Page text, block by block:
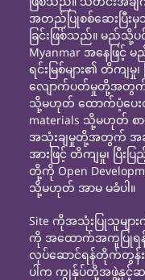
အတည်ပြုစစ်ဆေးပြီးမှ
ခြင်းဖြစ်သည်။ မည်သို့ပ
Myanmar အနေဖ
ရင်းမြစ်များ၏ တိကျ
လျောက်ပတ်မှုတို့အတွက်
သို့မဟုတ် ထောက်ပံ့ပေး
materials သို့မဟုတ် စ
အသုံးချမှုတို့အတွက် အ
အားဖြင့် တိကျမှု၊ ပ
တို့ကို Open
သို့မဟုတ် အာမ မခံပါ။
Site ကိုအသုံးပြုသူမျာ
ကို အထောက်အကူပြုရ
လုပ်ဆောင်ရန်တိုက်တွန်း
ပါက ကျွန်ုပ်တို့အဖွဲ့နှင့်